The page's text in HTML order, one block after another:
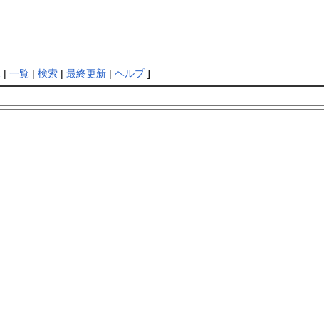
| 一覧| 検索| 最終更新| ヘルプ]